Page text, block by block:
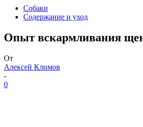
Собаки
Содержание и уход
Опыт вскармливания
От
Алексей Климов
-
0